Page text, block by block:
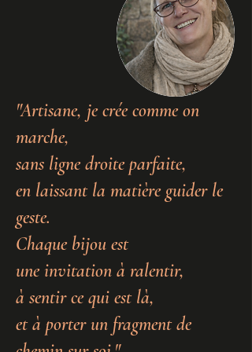
"Artisane, je crée comme on
marche,
sans ligne droite parfaite,
en laissant la matière guider le
geste.
Chaque bijou est
une invitation à ralentir,
à sentir ce qui est là,
et à porter un fragment de